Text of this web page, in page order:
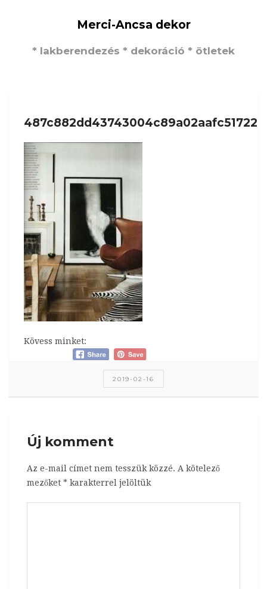
Merci-Ancsa dekor
* lakberendezés * dekoráció * ötletek
487c882dd43743004c89a02aafc51722
Kövess minket:
2019-02-16
Új komment
Az e-mail címet nem tesszük közzé. A kötelező
mezőket * karakterrel jelöltük